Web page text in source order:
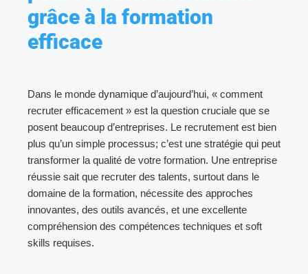
grâce à la formation
efficace
Dans le monde dynamique d’aujourd’hui, « comment
recruter efficacement » est la question cruciale que se
posent beaucoup d’entreprises. Le recrutement est bien
plus qu’un simple processus; c’est une stratégie qui peut
transformer la qualité de votre formation. Une entreprise
réussie sait que recruter des talents, surtout dans le
domaine de la formation, nécessite des approches
innovantes, des outils avancés, et une excellente
compréhension des compétences techniques et soft
skills requises.